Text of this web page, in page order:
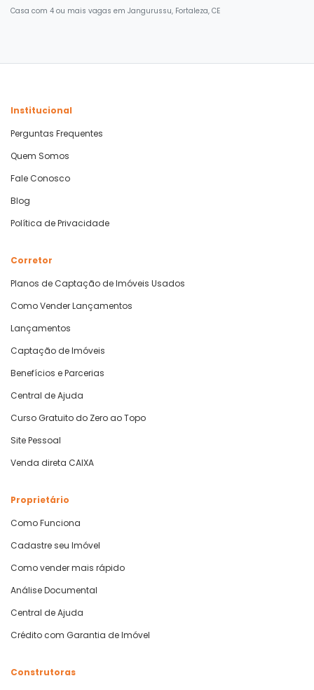
Casa com 4 ou mais vagas em Jangurussu, Fortaleza, CE
Institucional
Perguntas Frequentes
Quem Somos
Fale Conosco
Blog
Política de Privacidade
Corretor
Planos de Captação de Imóveis Usados
Como Vender Lançamentos
Lançamentos
Captação de Imóveis
Benefícios e Parcerias
Central de Ajuda
Curso Gratuito do Zero ao Topo
Site Pessoal
Venda direta CAIXA
Proprietário
Como Funciona
Cadastre seu Imóvel
Como vender mais rápido
Análise Documental
Central de Ajuda
Crédito com Garantia de Imóvel
Construtoras